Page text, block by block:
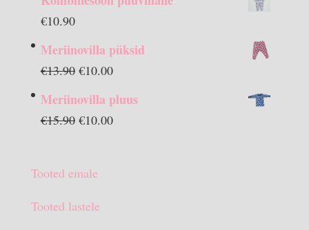
€10.90
Meriinovilla püksid
€13.90 Algne
€10.00Praegune
on:
Meriinovilla pluus
€15.90 Algne
€15.90.
€10.00Praegune
Tooted emale
Tooted lastele